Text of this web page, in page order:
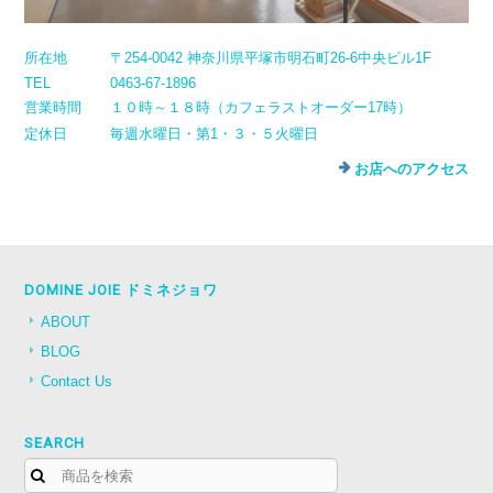
所在地
〒254-0042 神奈川県平塚市明石町26-6中央ビル1F
TEL
0463-67-1896
営業時間
１０時～１８時（カフェラストオーダー17時）
定休日
毎週水曜日・第1・３・５火曜日
お店へのアクセス
DOMINE JOIE ドミネジョワ
ABOUT
BLOG
Contact Us
SEARCH